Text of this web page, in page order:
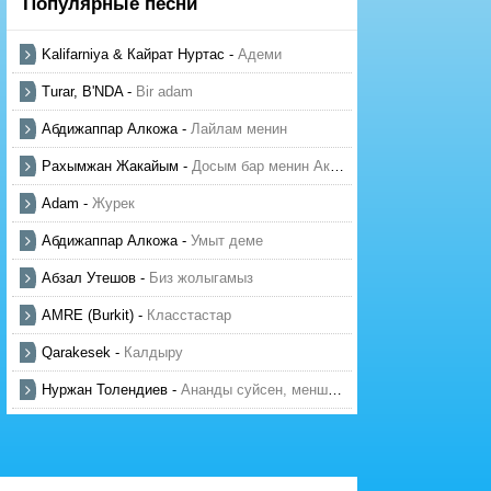
Kalifarniya & Кайрат Нуртас - Адеми
Turar, B'NDA- Bir adam
Абдижаппар Алкожа- Лайлам менин
Рахымжан Жакайым - Досым бар менин Актауда
Adam - Журек
Абдижаппар Алкожа- Умыт деме
Абзал Утешов - Биз жолыгамыз
AMRE (Burkit) - Класстастар
Qarakesek - Калдыру
Нуржан Толендиев - Ананды суйсен, менше суй